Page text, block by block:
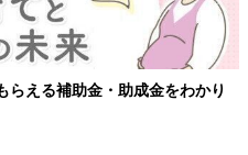
感染症対策、知っておいて！